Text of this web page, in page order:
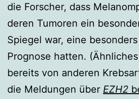
die Forscher, dass
deren Tumoren ein
Spiegel war, eine
Prognose hatten.
bereits von anderen
die Meldungen über EZH2